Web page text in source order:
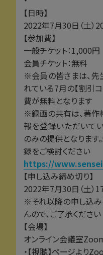
【日時】
2022年7月30日（土）
【参加費】
一般チケット：1,000円
会員チケット：無料
※会員の皆さまは、
れている7月の【割引
費が無料となります
※録画の共有は、著作
報を登録いただいて
のみの提供となります
録をご検討ください
https://
【申し込み締め切り】
2022年7月30日（土）
※それ以降の申し込
んので、ご了承ください
【会場】
オンライン会議室
・【視聴】ページより